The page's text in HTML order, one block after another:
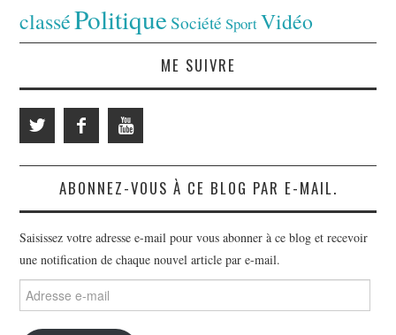
classéPolitiqueSociété SportVidéo
ME SUIVRE
ABONNEZ-VOUS À CE BLOG PAR E-MAIL.
Saisissez votre adresse e-mail pour vous abonner à ce blog et recevoir
une notification de chaque nouvel article par e-mail.
Adresse
e-